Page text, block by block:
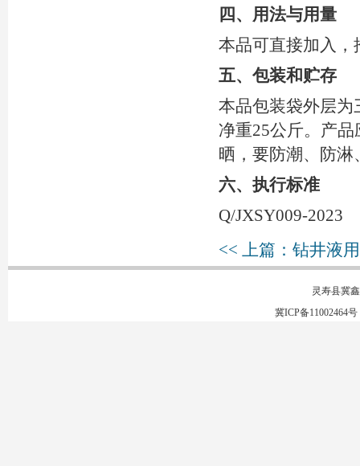
四、 用法与用量
本品可直接加入，
五、 包装和贮存
本品包装袋外层为
净重25公斤。产
晒，要防潮、防
六、 执行标准
Q/JXSY009-2023
<< 上篇：钻井液
灵寿县冀
冀ICP备11002464号